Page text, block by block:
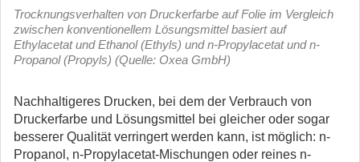
Trocknungsverhalten von Druckerfarbe auf Folie im Vergleich
zwischen konventionellem Lösungsmittel basiert auf
Ethylacetat und Ethanol (Ethyls) und n-Propylacetat und n-
Propanol (Propyls) (Quelle: Oxea GmbH)
Nachhaltigeres Drucken, bei dem der Verbrauch von
Druckerfarbe und Lösungsmittel bei gleicher oder sogar
besserer Qualität verringert werden kann, ist möglich: n-
Propanol, n-Propylacetat-Mischungen oder reines n-